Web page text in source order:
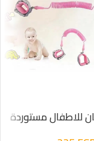
للاطفال مستوردة